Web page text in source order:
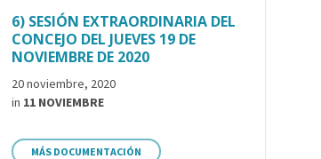
6) SESIÓN EXTRAORDINARIA DEL
CONCEJO DEL JUEVES 19 DE
NOVIEMBRE DE 2020
20 noviembre, 2020
in 11 NOVIEMBRE
MÁS DOCUMENTACIÓN